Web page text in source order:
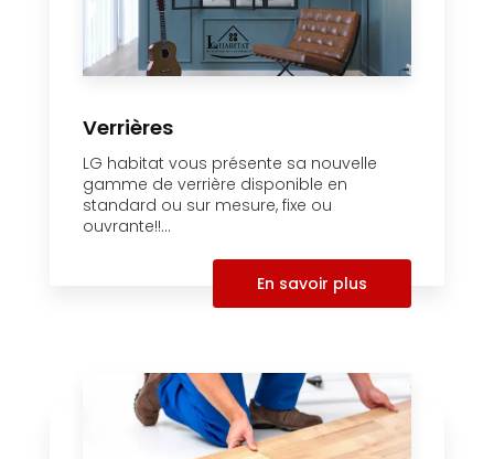
Verrières
LG habitat vous présente sa nouvelle
gamme de verrière disponible en
standard ou sur mesure, fixe ou
ouvrante!!...
En savoir plus